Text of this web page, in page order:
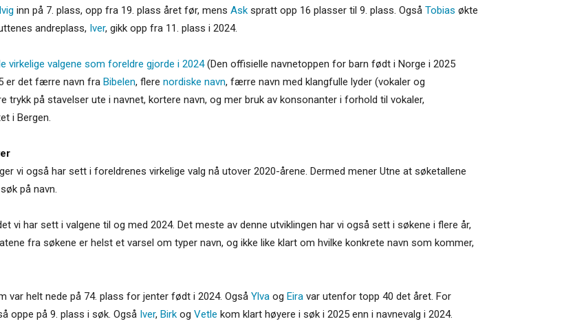
inn på 7. plass, opp fra 19. plass året før, mens Ask spratt opp 16 plasser til 9. plass. Også Tobias økte
andreplass, Iver, gikk opp fra 11. plass i 2024.
virkelige valgene som foreldre gjorde i 2024(Den offisielle navnetoppen for barn født i Norge i 2025
er det færre navn fra Bibelen, flere nordiske navn, færre navn med klangfulle lyder (vokaler og
trykk på stavelser ute i navnet, kortere navn, og mer bruk av konsonanter i forhold til vokaler,
i Bergen.
vi også har sett i foreldrenes virkelige valg nå utover 2020-årene. Dermed mener Utne at søketallene
på navn.
vi har sett i valgene til og med 2024. Det meste av denne utviklingen har vi også sett i søkene i flere år,
fra søkene er helst et varsel om typer navn, og ikke like klart om hvilke konkrete navn som kommer,
var helt nede på 74. plass for jenter født i 2024. Også Ylva og Eira var utenfor topp 40 det året. For
oppe på 9. plass i søk. Også Iver, Birk og Vetle kom klart høyere i søk i 2025 enn i navnevalg i 2024.